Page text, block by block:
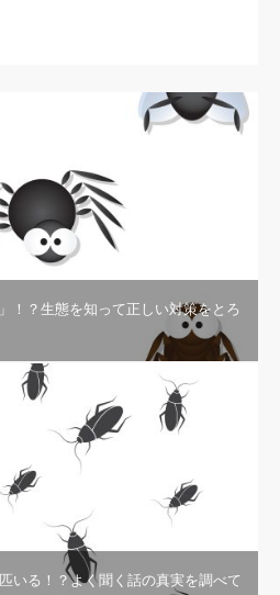
！？生態を知って正しい対策をとろ
いる！？よく聞く話の真実を調べて